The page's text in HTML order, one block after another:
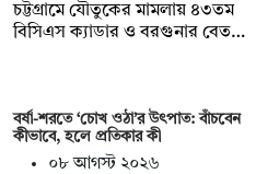
চট্টগ্রামে যৌতুকের মামলায় ৪৩তম
বিসিএস ক্যাডার ও বরগুনার বেত…
বর্ষা-শরতে ‘চোখ ওঠা’র উৎপাত: বাঁচবেন
কীভাবে, হলে প্রতিকার কী
০৮ আগস্ট ২০২৬